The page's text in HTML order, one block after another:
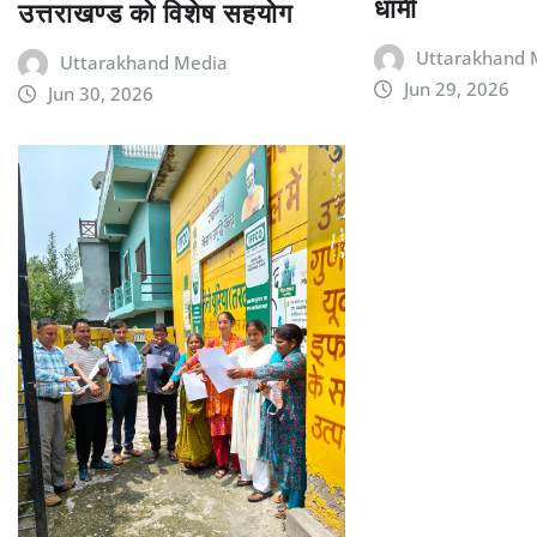
उत्तराखण्ड को विशेष सहयोग
Uttarakhand Media
Jun 30, 2026
Uttarakhand
Jun 29, 2026